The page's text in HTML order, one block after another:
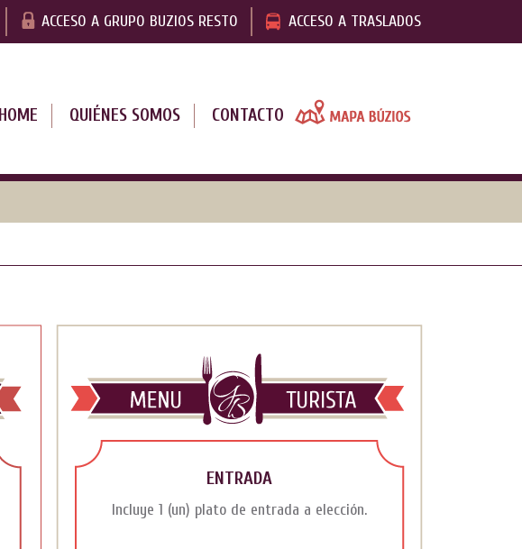
ACCESO A GRUPO BUZIOS RESTO ACCESO A TRASLADOS
HOME QUIÉNES SOMOS CONTACTO
ENTRADA
Incluye 1 (un) plato de entrada a elección.